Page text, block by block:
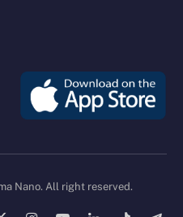
Nano. All right reserved.